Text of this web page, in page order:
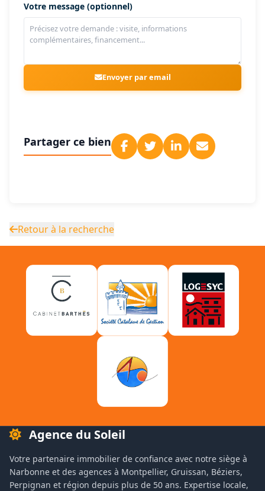
Votre message (optionnel)
Envoyer par email
Partager ce bien
Retour à la recherche
Agence du Soleil
Votre partenaire immobilier de confiance avec notre siège à
Narbonne et des agences à Montpellier, Gruissan, Béziers,
Perpignan et région depuis plus de 50 ans. Expertise locale,